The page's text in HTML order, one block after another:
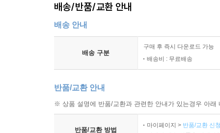
배송/반품/교환 안내
배송 안내
배송 구분
구매 후 즉시 다운로드 가능
배송비 : 무료배송
반품/교환 안내
※ 상품 설명에 반품/교환과 관련한 안내가 있는경우 아
반품/교환 방법
마이페이지 > 반품/교환 신